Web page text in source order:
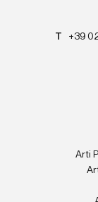
T
+39
Arti